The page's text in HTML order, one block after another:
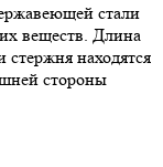
стали
веществ. Длина
находятся
стороны